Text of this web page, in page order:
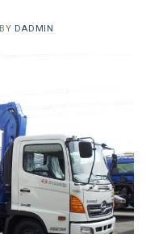
BY DADMIN